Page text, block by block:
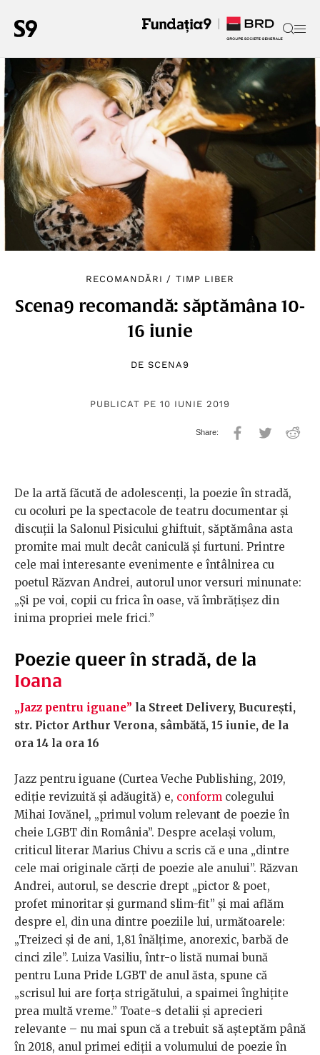
RECOMANDĂRI / TIMP LIBER
Scena9 recomandă: săptămâna 10-
16 iunie
DE SCENA9
PUBLICAT PE 10 IUNIE 2019
De la artă făcută de adolescenți, la poezie în stradă,
cu ocoluri pe la spectacole de teatru documentar și
discuții la Salonul Pisicului ghiftuit, săptămâna asta
promite mai mult decât caniculă și furtuni. Printre
cele mai interesante evenimente e întâlnirea cu
poetul Răzvan Andrei, autorul unor versuri minunate:
„Și pe voi, copii cu frica în oase, vă îmbrățișez din
inima propriei mele frici.”
Poezie queer în stradă, de la
Ioana
„Jazz pentru iguane” la Street Delivery, București,
str. Pictor Arthur Verona, sâmbătă, 15 iunie, de la
ora 14 la ora 16
Jazz pentru iguane (Curtea Veche Publishing, 2019,
ediție revizuită și adăugită) e, conform colegului
Mihai Iovănel, „primul volum relevant de poezie în
cheie LGBT din România”. Despre același volum,
criticul literar Marius Chivu a scris că e una „dintre
cele mai originale cărți de poezie ale anului”. Răzvan
Andrei, autorul, se descrie drept „pictor & poet,
profet minoritar și gurmand slim-fit” și mai aflăm
despre el, din una dintre poeziile lui, următoarele:
„Treizeci și de ani, 1,81 înălțime, anorexic, barbă de
cinci zile”. Luiza Vasiliu, într-o listă numai bună
pentru Luna Pride LGBT de anul ăsta, spune că
„scrisul lui are forța strigătului, a spaimei înghițite
prea multă vreme.” Toate-s detalii și aprecieri
relevante – nu mai spun că a trebuit să așteptăm până
în 2018, anul primei ediții a volumului de poezie în